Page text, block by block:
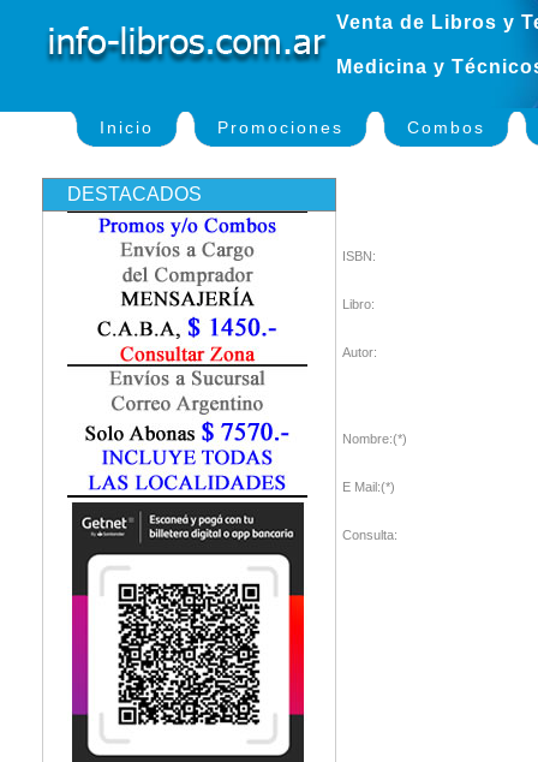
Venta de Libros y
Medicina y
Inicio Promociones Combos
DESTACADOS
ISBN:
Libro:
Autor:
Nombre:(*)
E Mail:(*)
Consulta: